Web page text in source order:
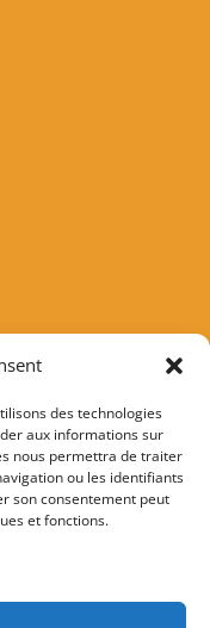
des technologies
aux informations sur
nous permettra de traiter
ou les identifiants
son consentement peut
et fonctions.